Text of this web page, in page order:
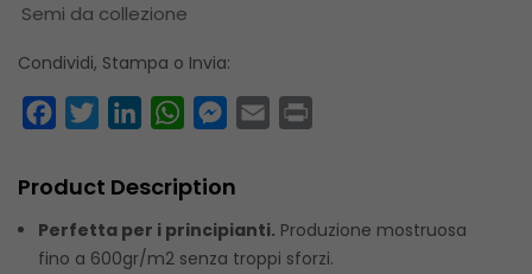
Semi da collezione
Condividi, Stampa o Invia:
FacebookTwitterLinkedInWhatsAppMessenger
Email
Product Description
Perfetta per i principianti. Produzione mostruosa
fino a 600gr/m2 senza troppi sforzi.